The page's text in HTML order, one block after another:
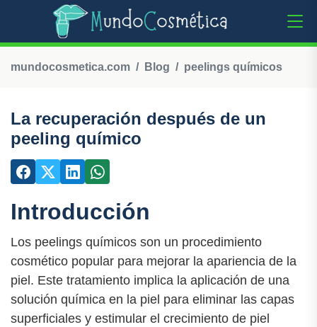
mundocosmetica.com Blog peelings químicos
La recuperación después de un
peeling químico
Introducción
Los peelings químicos son un procedimiento
cosmético popular para mejorar la apariencia de la
piel. Este tratamiento implica la aplicación de una
solución química en la piel para eliminar las capas
superficiales y estimular el crecimiento de piel